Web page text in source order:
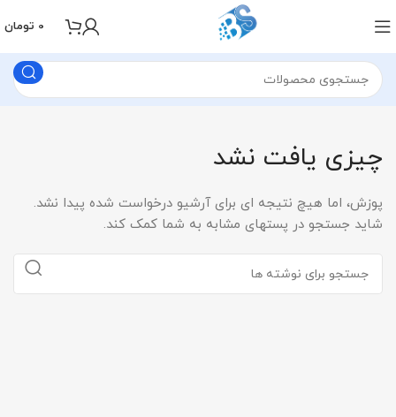
0 تومان
چیزی یافت نشد
پوزش، اما هیچ نتیجه ای برای آرشیو درخواست شده پیدا نشد.
شاید جستجو در پستهای مشابه به شما کمک کند.